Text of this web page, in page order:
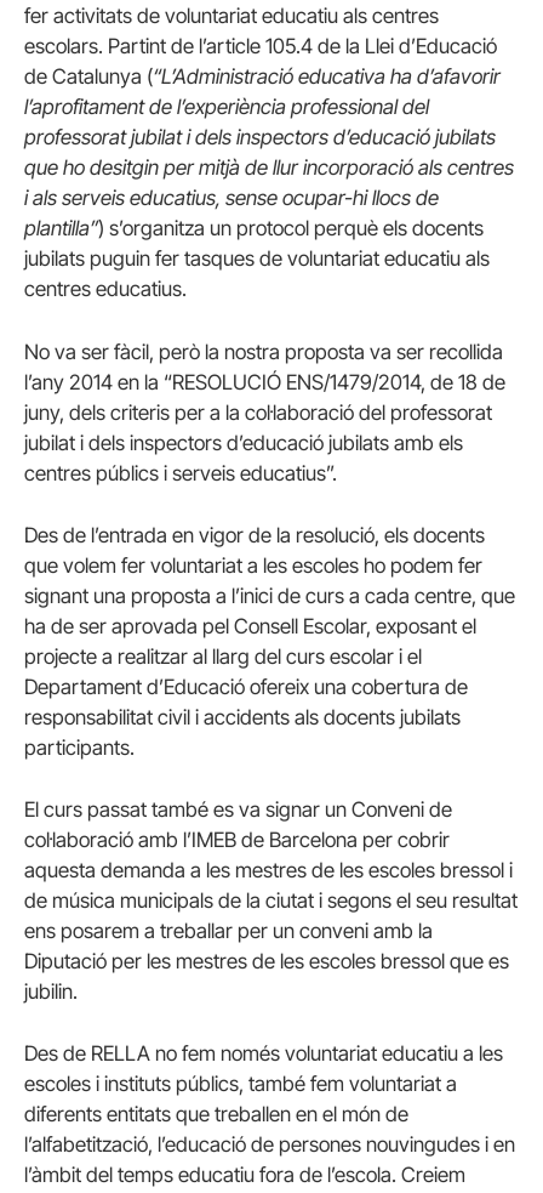
fer activitats de voluntariat educatiu als centres
escolars. Partint de l’article 105.4 de la Llei d’Educació
de Catalunya (“L’Administració educativa ha d’afavorir
l’aprofitament de l’experiència professional del
professorat jubilat i dels inspectors d’educació jubilats
que ho desitgin per mitjà de llur incorporació als centres
i als serveis educatius, sense ocupar-hi llocs de
plantilla”) s’organitza un protocol perquè els docents
jubilats puguin fer tasques de voluntariat educatiu als
centres educatius.
No va ser fàcil, però la nostra proposta va ser recollida
l’any 2014 en la “RESOLUCIÓ ENS/1479/2014, de 18 de
juny, dels criteris per a la col·laboració del professorat
jubilat i dels inspectors d’educació jubilats amb els
centres públics i serveis educatius”.
Des de l’entrada en vigor de la resolució, els docents
que volem fer voluntariat a les escoles ho podem fer
signant una proposta a l’inici de curs a cada centre, que
ha de ser aprovada pel Consell Escolar, exposant el
projecte a realitzar al llarg del curs escolar i el
Departament d’Educació ofereix una cobertura de
responsabilitat civil i accidents als docents jubilats
participants.
El curs passat també es va signar un Conveni de
col·laboració amb l’IMEB de Barcelona per cobrir
aquesta demanda a les mestres de les escoles bressol i
de música municipals de la ciutat i segons el seu resultat
ens posarem a treballar per un conveni amb la
Diputació per les mestres de les escoles bressol que es
jubilin.
Des de RELLA no fem només voluntariat educatiu a les
escoles i instituts públics, també fem voluntariat a
diferents entitats que treballen en el món de
l’alfabetització, l’educació de persones nouvingudes i en
l’àmbit del temps educatiu fora de l’escola. Creiem